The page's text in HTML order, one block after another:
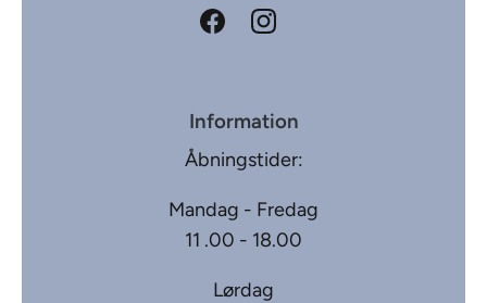
Information
Åbningstider:
Mandag - Fredag
11 .00 - 18.00
Lørdag